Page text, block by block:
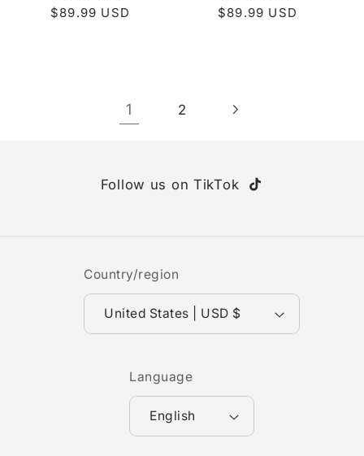
Regular
$89.99 USD
Regular
$89.99 USD
1 2
Follow us on TikTok
TikTok
Country/region
United States | USD $
Language
English